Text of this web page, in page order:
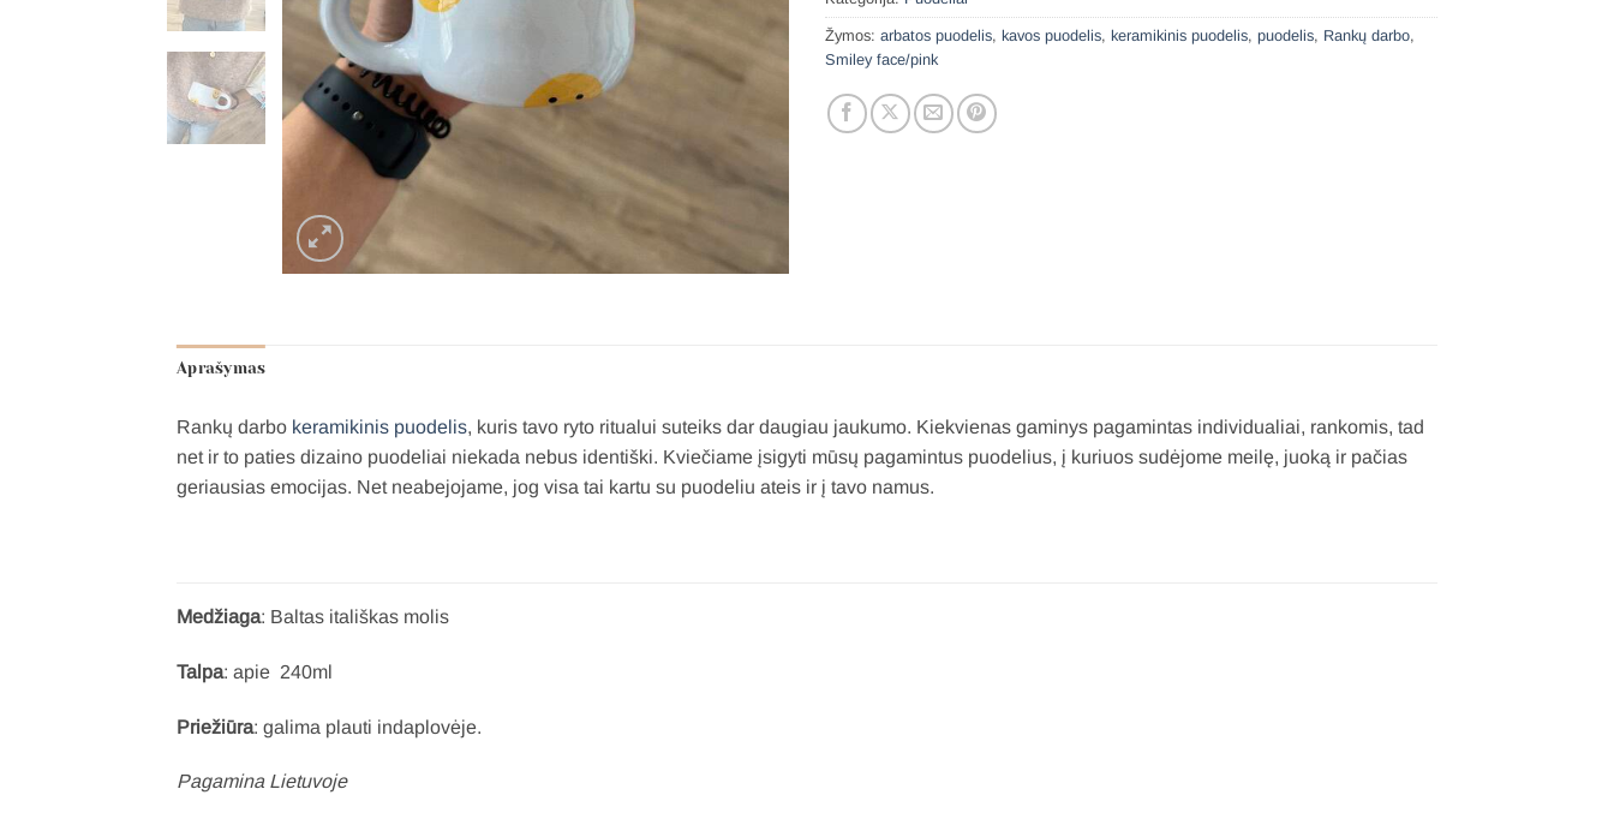
Žymos: arbatos puodelis, kavos puodelis, keramikinis puodelis, puodelis, Rankų darbo,
Smiley face/pink
Aprašymas
Rankų darbo keramikinis puodelis, kuris tavo ryto ritualui suteiks dar daugiau jaukumo. Kiekvienas gaminys pagamintas individualiai, rankomis, tad
net ir to paties dizaino puodeliai niekada nebus identiški. Kviečiame įsigyti mūsų pagamintus puodelius, į kuriuos sudėjome meilę, juoką ir pačias
geriausias emocijas. Net neabejojame, jog visa tai kartu su puodeliu ateis ir į tavo namus.
Medžiaga: Baltas itališkas molis
Talpa: apie 240ml
Priežiūra: galima plauti indaplovėje.
Pagamina Lietuvoje